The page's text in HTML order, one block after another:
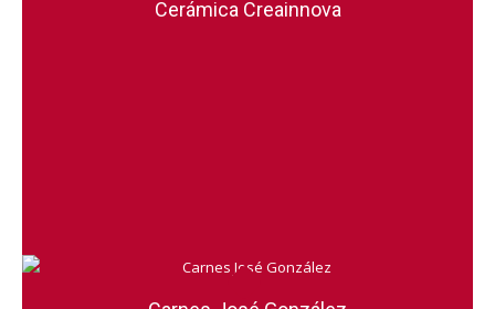
Cerámica Creainnova